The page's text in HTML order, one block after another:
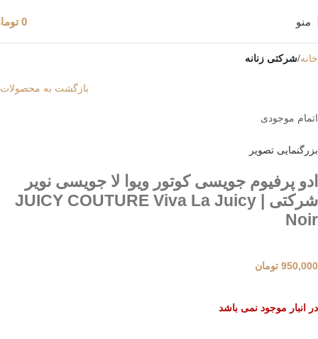
منو 0
خانه شرکتی زنانه
بازگشت به محصولات
اتمام موجودی
بزرگنمایی تصویر
ادو پرفیوم جویسی کوتور ویوا لا جویسی نویر
شرکتی | JUICY COUTURE Viva La Juicy
Noir
950,000 تومان
در انبار موجود نمی باشد